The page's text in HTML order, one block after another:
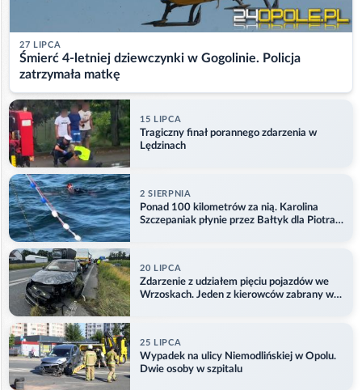
27 LIPCA
Śmierć 4-letniej dziewczynki w Gogolinie. Policja
zatrzymała matkę
15 LIPCA
Tragiczny finał porannego zdarzenia w
Lędzinach
2 SIERPNIA
Ponad 100 kilometrów za nią. Karolina
Szczepaniak płynie przez Bałtyk dla Piotra.
20 LIPCA
Zdarzenie z udziałem pięciu pojazdów we
Wrzoskach. Jeden z kierowców zabrany w
25 LIPCA
Wypadek na ulicy Niemodlińskiej w Opolu.
Dwie osoby w szpitalu